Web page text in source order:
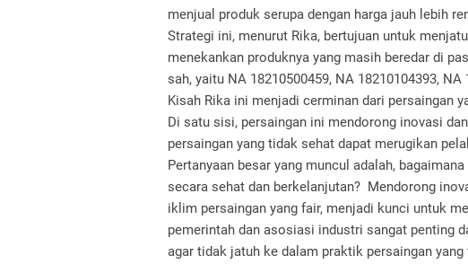
menjual produk serupa dengan harga jauh lebih
Strategi ini, menurut Rika, bertujuan untuk
menekankan produknya yang masih beredar di
sah, yaitu NA 18210500459, NA 18210104393,
Kisah Rika ini menjadi cerminan dari persaingan
Di satu sisi, persaingan ini mendorong inovasi
persaingan yang tidak sehat dapat merugikan
Pertanyaan besar yang muncul adalah,
secara sehat dan berkelanjutan? Mendorong
iklim persaingan yang fair, menjadi kunci untuk
pemerintah dan asosiasi industri sangat penting
agar tidak jatuh ke dalam praktik persaingan yang